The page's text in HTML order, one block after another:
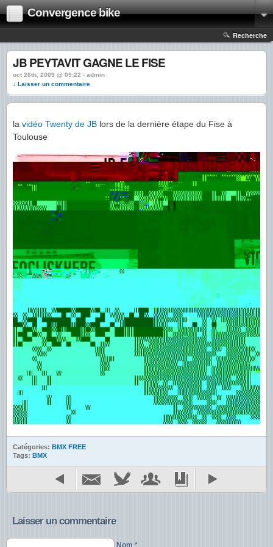
Convergence bike
Recherche
JB PEYTAVIT GAGNE LE FISE
oct 26th, 2009 @ 09:22 › admin
↓ Laisser un commentaire
la vidéo Twenty de JB lors de la dernière étape du Fise à
Toulouse
Catégories: BMX FREE
Tags: BMX
Laisser un commentaire
Nom *